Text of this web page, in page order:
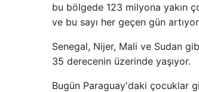
bu bölgede 123 milyona yakın
ve bu sayı her geçen gün
Senegal, Nijer, Mali ve Sudan
35 derecenin üzerinde yaşıyor.
Bugün Paraguay'daki çocuklar